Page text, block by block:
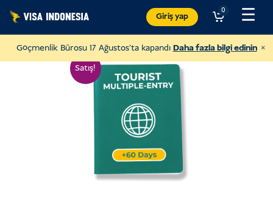
İçeriğe
atla
Giriş yap
0 ☰
Göçmenlik Bürosu 17 Ağustos'ta kapandı Daha fazla bilgi edinin ×
Satış!